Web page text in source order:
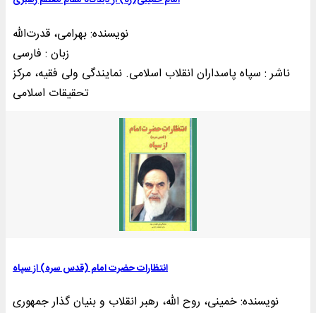
نویسنده: بهرامی، قدرت‌الله
زبان : فارسی
ناشر : سپاه پاسداران انقلاب اسلامی. نمايندگی ولی فقيه، مرکز
تحقيقات اسلامی
انتظارات حضرت امام (قدس سره) از سپاه
نویسنده: خمینی‌، روح الله، رهبر انقلاب و بنیان گذار جمهوری